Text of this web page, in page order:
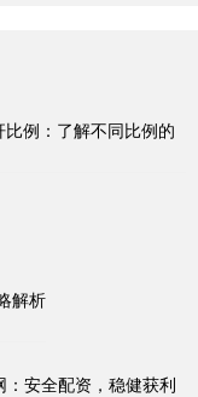
例：了解不同比例的
解析
安全配资，稳健获利